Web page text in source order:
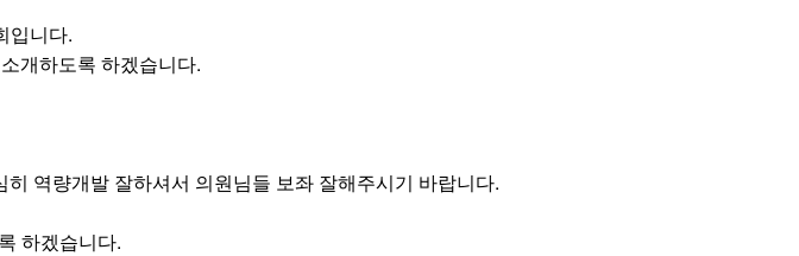
입니다.
개하도록 하겠습니다.
역량개발 잘하셔서 의원님들 보좌 잘해주시기 바랍니다.
하겠습니다.